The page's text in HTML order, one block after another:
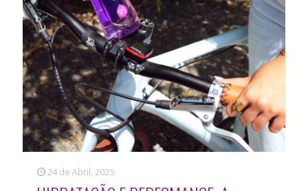
24 de Abril, 2025